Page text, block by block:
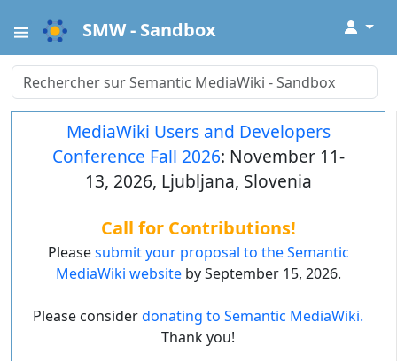
SMW - Sandbox ↓
MediaWiki Users and Developers
Conference Fall 2026: November 11-
13, 2026, Ljubljana, Slovenia
Call for Contributions!
Pleasesubmit your proposal to the Semantic
MediaWiki websiteby September 15, 2026.
Please considerdonating to Semantic MediaWiki.
Thank you!